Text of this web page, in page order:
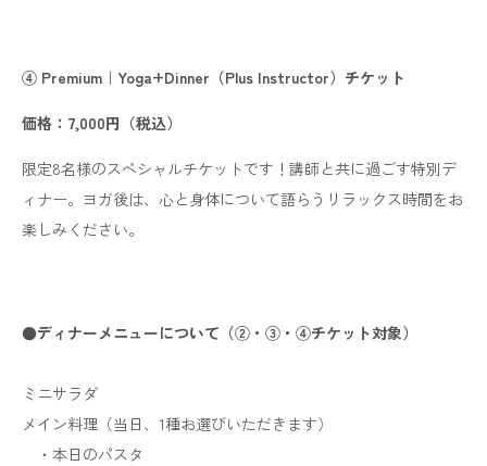
④ Premium｜Yoga+Dinner（Plus Instructor）チケット
価格：7,000円（税込）
限定8名様のスペシャルチケットです！講師と共に過ごす特別デ
ィナー。ヨガ後は、心と身体について語らうリラックス時間をお
楽しみください。
●ディナーメニューについて（②・③・④チケット対象）
ミニサラダ
メイン料理（当日、1種お選びいただきます）
・本日のパスタ